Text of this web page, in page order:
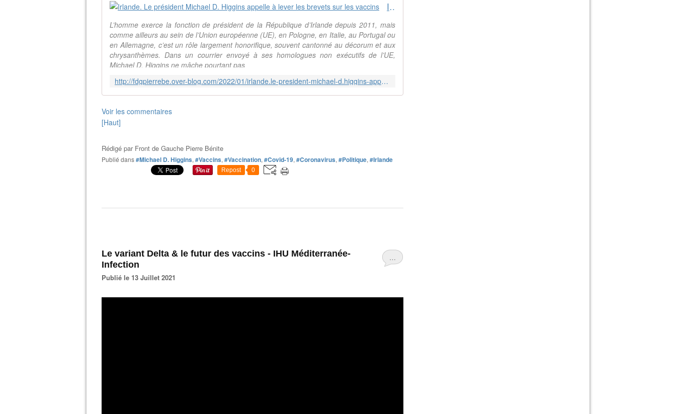
Irlande. Le président Michael D. Higgins appelle à lever les brevets sur les vaccins
L’homme exerce la fonction de président de la République d’Irlande depuis 2011, mais
comme ailleurs au sein de l’Union européenne (UE), en Pologne, en Italie, au Portugal ou
en Allemagne, c’est un rôle largement honorifique, souvent cantonné au décorum et aux
chrysanthèmes. Dans un courrier envoyé à ses homologues non exécutifs de l’UE,
Michael D. Higgins ne mâche pourtant pas
http://fdgpierrebe.over-blog.com/2022/01/irlande.le-president-michael-d.higgins-appelle-a-lever-les-brevets-sur-les-vaccins.html
Voir les commentaires
[Haut]
Rédigé par Front de Gauche Pierre Bénite
Publié dans#Michael D. Higgins, #Vaccins, #Vaccination, #Covid-19, #Coronavirus, #Politique, #Irlande
Repost 0
…
Le variant Delta & le futur des vaccins - IHU Méditerranée-
Infection
Publié le 13 Juillet 2021